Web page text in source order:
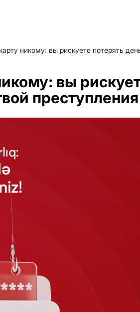
никому: вы рискуете потерять
вы
преступления